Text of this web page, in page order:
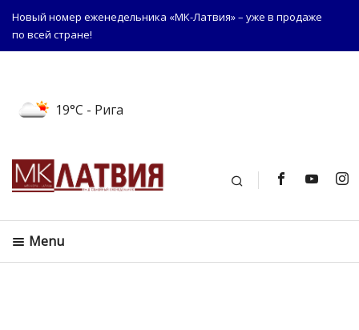
Новый номер еженедельника «МК-Латвия» – уже в продаже
по всей стране!
19°C - Рига
Поиск
Menu